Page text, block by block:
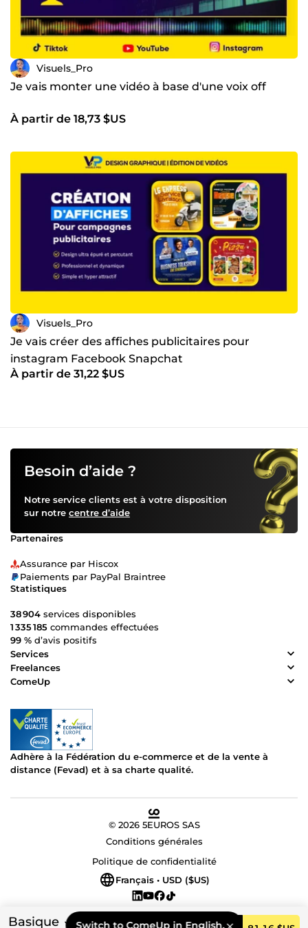
Basique
Visuels_Pro
Je vais monter une vidéo à base d'une voix off
À partir de 18,73 $US
Visuels_Pro
Je vais créer des affiches publicitaires pour
instagram Facebook Snapchat
À partir de 31,22 $US
Switch to ComeUp in English.
Besoin d’aide ?
Notre service clients est à votre disposition
sur notre centre d’aide
Partenaires
Assurance par Hiscox
Paiements par PayPal Braintree
Statistiques
38 904 services disponibles
1 335 185 commandes effectuées
99 % d’avis positifs
Services
Freelances
ComeUp
Adhère à la Fédération du e-commerce et de la vente à
distance (Fevad) et à sa charte qualité.
© 2026 5EUROS SAS
Conditions générales
Politique de confidentialité
Français • USD ($US)